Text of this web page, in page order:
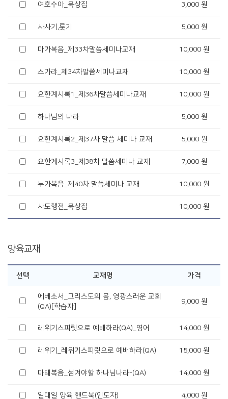
여호수아_묵상집 3,000 원
사사기,룻기 5,000 원
마가복음_제33차말씀세미나교재 10,000 원
스가랴_제34차말씀세미나교재 10,000 원
요한계시록1_제36차말씀세미나교재 10,000 원
하나님의 나라 5,000 원
요한계시록2_제37차 말씀 세미나 교재 5,000 원
요한계시록3_제38차 말씀세미나 교재 7,000 원
누가복음_제40차 말씀세미나 교재 10,000 원
사도행전_묵상집 10,000 원
양육교재
선택 교재명 가격
에베소서_그리스도의 몸, 영광스러운 교회
(QA)[학습자]
9,000 원
레위기스피릿으로 예배하라(QA)_영어 14,000 원
레위기_레위기스피릿으로 예배하라(QA) 15,000 원
마태복음_섬겨야할 하나님나라-(QA) 14,000 원
일대일 양육 핸드북(인도자) 4,000 원